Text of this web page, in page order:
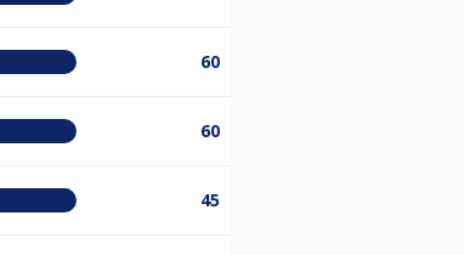
60
60
45